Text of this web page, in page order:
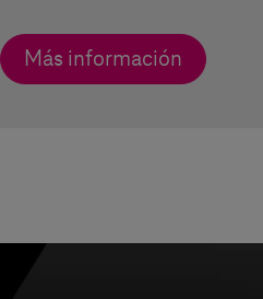
Más información